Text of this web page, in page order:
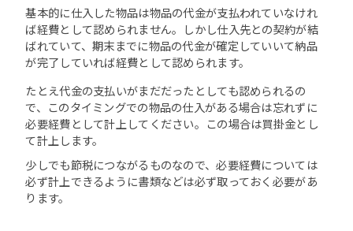
基本的に仕入した物品は物品の代金が支払われていなけれ
ば経費として認められません。しかし仕入先との契約が結
ばれていて、期末までに物品の代金が確定していいて納品
が完了していれば経費として認められます。
たとえ代金の支払いがまだだったとしても認められるの
で、このタイミングでの物品の仕入がある場合は忘れずに
必要経費として計上してください。この場合は買掛金とし
て計上します。
少しでも節税につながるものなので、必要経費については
必ず計上できるように書類などは必ず取っておく必要があ
ります。